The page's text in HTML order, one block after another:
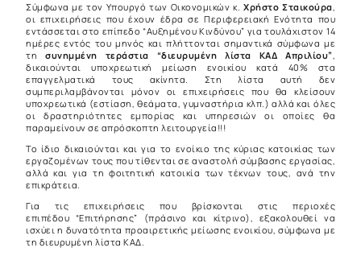
Σύμφωνα με τον Υπουργό των Οικονομικών κ.Χρήστο Σταικούρα,
οι επιχειρήσεις που έχουν έδρα σε Περιφερειακή Ενότητα που
εντάσσεται στο επίπεδο “Αυξημένου Κινδύνου” για τουλάχιστον 14
ημέρες εντός του μηνός και πλήττονται σημαντικά σύμφωνα με
τη συνημμένη τεράστια “διευρυμένη λίστα ΚΑΔ Απριλίου”,
δικαιούνται υποχρεωτική μείωση ενοικίου κατά 40% στα
επαγγελματικά τους ακίνητα. Στη λίστα αυτή δεν
συμπεριλαμβάνονται μόνον οι επιχειρήσεις που θα κλείσουν
υποχρεωτικά (εστίαση, θεάματα, γυμναστήρια κλπ.) αλλά και όλες
οι δραστηριότητες εμπορίας και υπηρεσιών οι οποίες θα
παραμείνουν σε απρόσκοπτη λειτουργεία!!!
Το ίδιο δικαιούνται και για το ενοίκιο της κύριας κατοικίας των
εργαζομένων τους που τίθενται σε αναστολή σύμβασης εργασίας,
αλλά και για τη φοιτητική κατοικία των τέκνων τους, ανά την
επικράτεια.
Για τις επιχειρήσεις που βρίσκονται στις περιοχές
επιπέδου “Επιτήρησης” (πράσινο και κίτρινο), εξακολουθεί να
ισχύει η δυνατότητα προαιρετικής μείωσης ενοικίου, σύμφωνα με
τη διευρυμένη λίστα ΚΑΔ.